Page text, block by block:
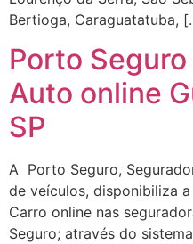
Bertioga, Caraguatatuba,
Porto
Auto online
SP
A Porto Seguro,
de veículos, disponibiliza
Carro online nas
Seguro; através do